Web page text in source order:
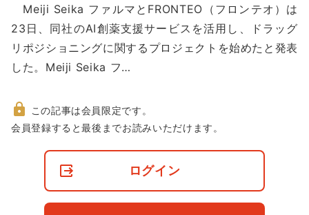
動
Meiji Seika ファルマとFRONTEO（フロンテオ）は
23日、同社のAI創薬支援サービスを活用し、ドラッグ
リポジショニングに関するプロジェクトを始めたと発表
した。Meiji Seika フ…
非
この記事は会員限定です。
会員登録すると最後までお読みいただけます。
ログイン